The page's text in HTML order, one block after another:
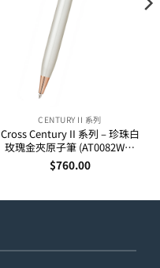
CENTURY II 系列
Cross Century II 系列 – 珍珠白
玫瑰金夾原子筆 (AT0082WG-
113)
$760.00